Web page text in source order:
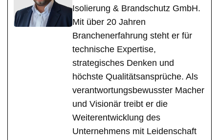
Isolierung & Brandschutz GmbH.
Mit über 20 Jahren
Branchenerfahrung steht er für
technische Expertise,
strategisches Denken und
höchste Qualitätsansprüche. Als
verantwortungsbewusster Macher
und Visionär treibt er die
Weiterentwicklung des
Unternehmens mit Leidenschaft